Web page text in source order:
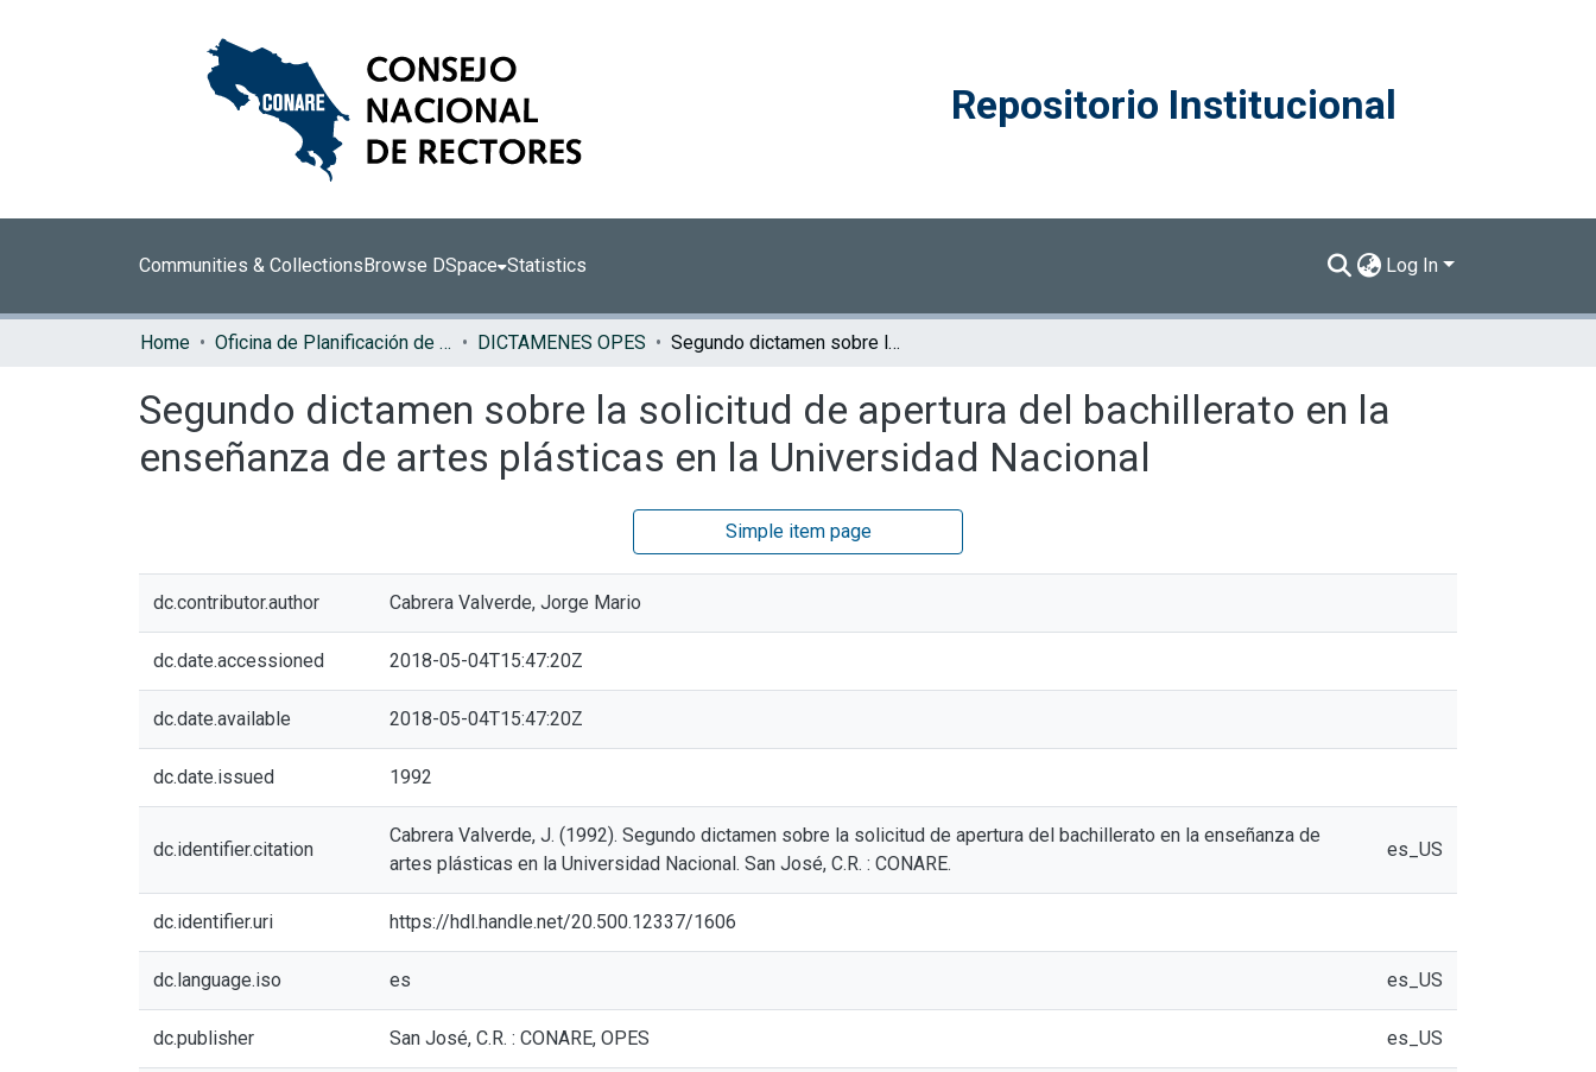
Repositorio Institucional
Communities & CollectionsBrowse DSpace Statistics Log In
Home Oficina de Planificación de la Educación Superior (OPES) DICTAMENES OPES Segundo dictamen sobre la solicitud de apertura del bachillerato en la enseñanza de artes plásticas en la Universidad Nacional
Segundo dictamen sobre la solicitud de apertura del bachillerato en la
enseñanza de artes plásticas en la Universidad Nacional
Simple item page
dc.contributor.author Cabrera Valverde, Jorge Mario
dc.date.accessioned 2018-05-04T15:47:20Z
dc.date.available 2018-05-04T15:47:20Z
dc.date.issued 1992
dc.identifier.citation
Cabrera Valverde, J. (1992). Segundo dictamen sobre la solicitud de apertura del bachillerato en la enseñanza de
artes plásticas en la Universidad Nacional. San José, C.R. : CONARE.
es_US
dc.identifier.uri https://hdl.handle.net/20.500.12337/1606
dc.language.iso es es_US
dc.publisher San José, C.R. : CONARE, OPES es_US